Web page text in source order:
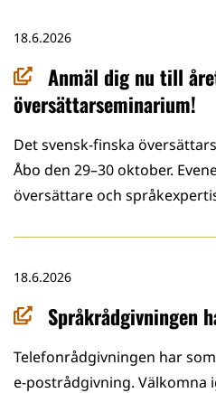
Anmäl dig nu till
översättarseminarium!
18.6.2026
Det svensk-finska
Åbo den 29–30 oktober.
översättare och
Språkrådgivningen
18.6.2026
Telefonrådgivningen har
e-postrådgivning. Välkomna